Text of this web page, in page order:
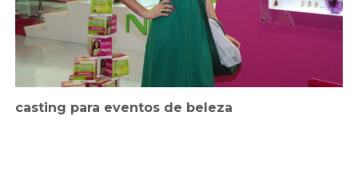
casting para eventos de beleza